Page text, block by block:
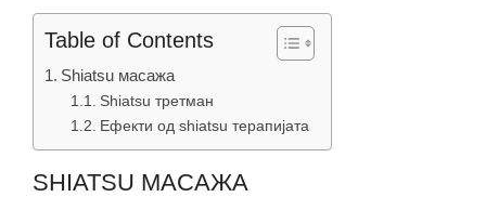
Table of Contents
Shiatsu масажа
Shiatsu третман
Ефекти од shiatsu терапијата
SHIATSU МАСАЖА